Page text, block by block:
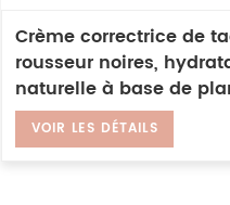
Crème correctrice de
rousseur noires,
naturelle à base de
hommes et femmes,
d'élimination des
VOIR LES DÉTAILS